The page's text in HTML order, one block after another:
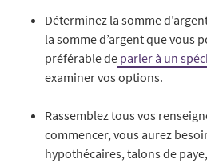
Déterminez la somme
la somme d’argent que vous
préférable de parler à un
examiner vos options.
Rassemblez tous vos
commencer, vous aurez
hypothécaires, talons de